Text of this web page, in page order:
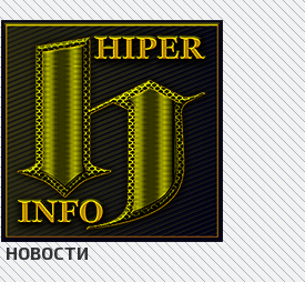
НОВОСТИ